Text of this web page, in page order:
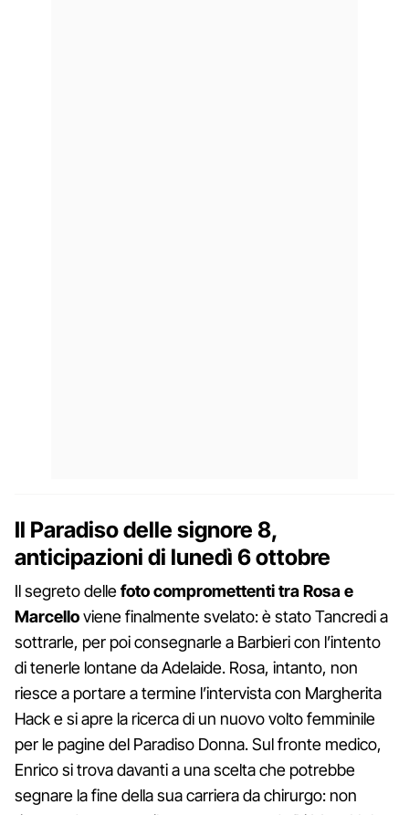
Il Paradiso delle signore 8,
anticipazioni di lunedì 6 ottobre
Il segreto dellefoto compromettenti tra Rosa e
Marcelloviene finalmente svelato: è stato Tancredi a
sottrarle, per poi consegnarle a Barbieri con l’intento
di tenerle lontane da Adelaide. Rosa, intanto, non
riesce a portare a termine l’intervista con Margherita
Hack e si apre la ricerca di un nuovo volto femminile
per le pagine del Paradiso Donna. Sul fronte medico,
Enrico si trova davanti a una scelta che potrebbe
segnare la fine della sua carriera da chirurgo: non